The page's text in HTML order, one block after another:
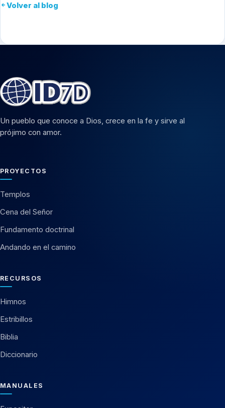
Volver al blog
Un pueblo que conoce a Dios, crece en la fe y sirve al
prójimo con amor.
PROYECTOS
Templos
Cena del Señor
Fundamento doctrinal
Andando en el camino
RECURSOS
Himnos
Estribillos
Biblia
Diccionario
MANUALES